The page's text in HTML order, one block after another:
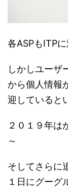
各ASPもITP
しかしユーザ
から個人情報
迎していると
２０１９年は
～
そしてさらに
１日にグーグ